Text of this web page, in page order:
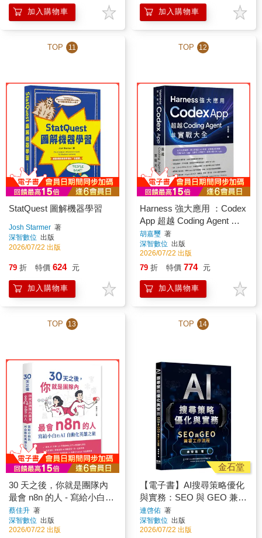
加入購物車 加入購物車
TOP 11
StatQuest 圖解機器學習
Josh Starmer 著
深智數位 出版
2026/07/22 出版
79 折 特價 624 元
加入購物車
TOP 12
Harness 強大應用 ：Codex
App 超越 Coding Agent 實
戰大全
胡嘉璽 著
深智數位 出版
2026/07/22 出版
79 折 特價 774 元
加入購物車
TOP 13
30 天之後，你就是團隊內
最會 n8n 的人 - 寫給小白的
AI 自動化英雄之旅
蔡佳升 著
深智數位 出版
2026/07/22 出版
TOP 14
金石堂
【電子書】AI搜尋策略優化
與實務：SEO 與 GEO 兼容
工作流程
連啓佑 著
深智數位 出版
2026/07/22 出版